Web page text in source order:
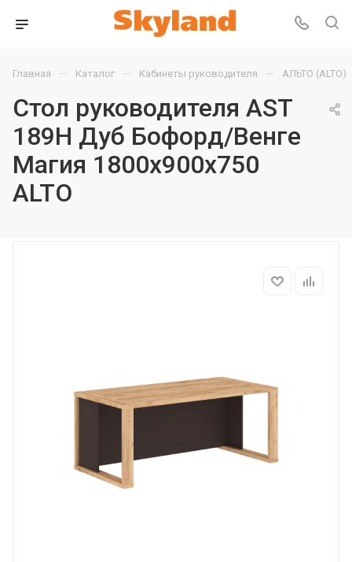
Главная — Каталог — Кабинеты руководителя — АЛЬТО (ALTO)
Стол руководителя AST
189H Дуб Бофорд/Венге
Магия 1800х900х750
ALTO